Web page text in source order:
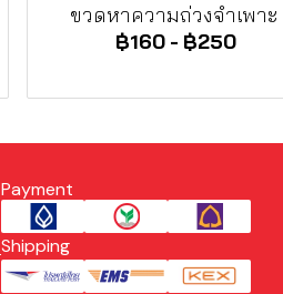
ขวดหาความถ่วงจำเพาะ
฿160 - ฿250
Payment
Shipping